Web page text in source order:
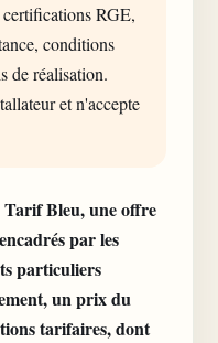
certifications RGE,
conditions
de réalisation.
et n'accepte
Bleu, une offre
par les
particuliers
un prix du
tarifaires, dont